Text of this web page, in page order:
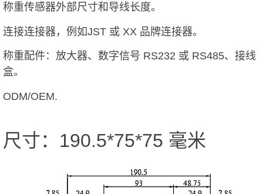
称重传感器外部尺寸和导线长度。
连接连接器，例如JST 或 XX 品牌连接器。
称重配件：放大器、数字信号 RS232 或 RS485、接线
盒。
ODM/OEM.
尺寸：190.5*75*75 毫米